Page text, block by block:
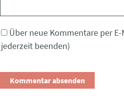
Über neue Kommentare per
jederzeit beenden)